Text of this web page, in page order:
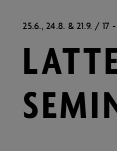
25.6., 24.8. & 21.9. /